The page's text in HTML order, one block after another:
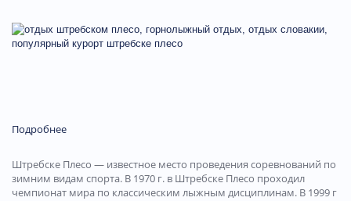
Подробнее
Штребске Плесо — известное место проведения соревнований по
зимним видам спорта. В 1970 г. в Штребске Плесо проходил
чемпионат мира по классическим лыжным дисциплинам. В 1999 г